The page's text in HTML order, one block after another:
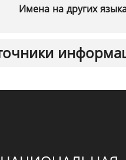
Имена на других